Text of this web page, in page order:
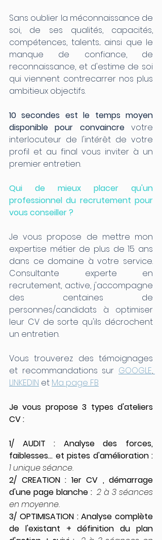
Sans oublier la méconnaissance de
soi, de ses qualités, capacités,
compétences, talents... ainsi que le
manque de confiance, de
reconnaissance, et d'estime de soi
qui viennent contrecarrer nos plus
ambitieux objectifs.
10 secondes est le temps moyen
disponible pour convaincre votre
interlocuteur de l'intérêt de votre
profil et au final vous inviter à un
premier entretien.
Qui de mieux placer qu'un
professionnel du recrutement pour
vous conseiller ?
Je vous propose de mettre mon
expertise métier de plus de 15 ans
dans ce domaine à votre service.
Consultante experte en
recrutement, active, j'accompagne
des centaines de
personnes/candidats à optimiser
leur CV de sorte qu'ils décrochent
un entretien.
Vous trouverez des témoignages
et recommandations sur GOOGLE,
LINKEDIN et Ma page FB
Je vous propose 3 types d'ateliers
CV :
1/ AUDIT : Analyse des forces,
1 unique séance.
2/ CREATION : 1er CV , démarrage
d'une page blanche : 2 à 3 séances
en moyenne.
3/ OPTIMISATION : Analyse complète
de l'existant + définition du plan